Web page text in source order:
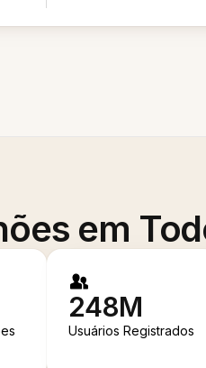
em
248M
Usuários Registrados